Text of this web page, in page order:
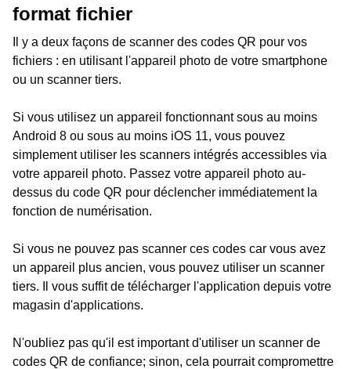
format fichier
Il y a deux façons de scanner des codes QR pour vos
fichiers : en utilisant l'appareil photo de votre smartphone
ou un scanner tiers.
Si vous utilisez un appareil fonctionnant sous au moins
Android 8 ou sous au moins iOS 11, vous pouvez
simplement utiliser les scanners intégrés accessibles via
votre appareil photo. Passez votre appareil photo au-
dessus du code QR pour déclencher immédiatement la
fonction de numérisation.
Si vous ne pouvez pas scanner ces codes car vous avez
un appareil plus ancien, vous pouvez utiliser un scanner
tiers. Il vous suffit de télécharger l'application depuis votre
magasin d'applications.
N'oubliez pas qu'il est important d'utiliser un scanner de
codes QR de confiance; sinon, cela pourrait compromettre